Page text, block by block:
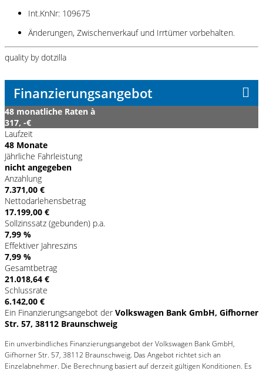
Int.KnNr: 109675
Änderungen, Zwischenverkauf und Irrtümer vorbehalten.
quality by dotzilla
Finanzierungsangebot
48 monatliche Raten à
317, -€
Laufzeit
48 Monate
Jährliche Fahrleistung
nicht angegeben
Anzahlung
7.371,00 €
Nettodarlehensbetrag
17.199,00 €
Sollzinssatz (gebunden) p.a.
7,99 %
Effektiver Jahreszins
7,99 %
Gesamtbetrag
21.018,64 €
Schlussrate
6.142,00 €
Ein Finanzierungsangebot der Volkswagen Bank GmbH, Gifhorner
Str. 57, 38112 Braunschweig
Ein unverbindliches Finanzierungsangebot der Volkswagen Bank GmbH,
Gifhorner Str. 57, 38112 Braunschweig. Das Angebot richtet sich an
Einzelabnehmer. Die Berechnung basiert auf derzeit gültigen Konditionen. Es